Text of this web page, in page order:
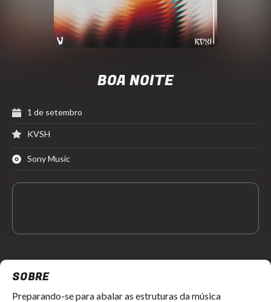
BOA NOITE
1 de setembro
KVSH
Sony Music
SOBRE
Preparando-se para abalar as estruturas da música